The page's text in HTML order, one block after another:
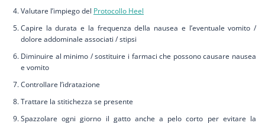
Valutare l’impiego del Protocollo Heel
Capire la durata e la frequenza della nausea e l’eventuale vomito /
dolore addominale associati / stipsi
Diminuire al minimo / sostituire i farmaci che possono causare nausea
e vomito
Controllare l’idratazione
Trattare la stitichezza se presente
Spazzolare ogni giorno il gatto anche a pelo corto per evitare la